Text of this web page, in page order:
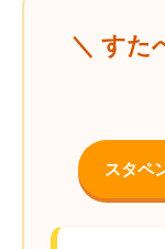
＼ すた
スタペ